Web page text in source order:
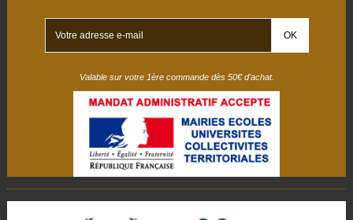
Valable sur votre 1ère commande dès 50€ d'achat.